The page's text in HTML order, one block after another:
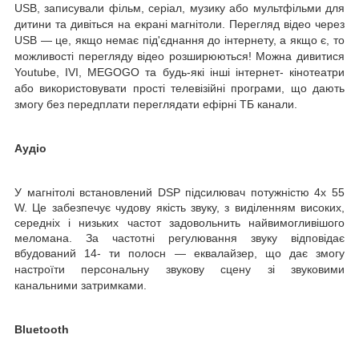
USB, записували фільм, серіал, музику або мультфільми для
дитини та дивіться на екрані магнітоли. Перегляд відео через
USB — це, якщо немає під'єднання до інтернету, а якщо є, то
можливості перегляду відео розширюються! Можна дивитися
Youtube, IVI, MEGOGO та будь-які інші інтернет- кінотеатри
або використовувати прості телевізійні програми, що дають
змогу без передплати переглядати ефірні ТБ канали.
Аудіо
У магнітолі встановлений DSP підсилювач потужністю4x 55
W. Це забезпечує чудову якість звуку, з виділенням високих,
середніх і низьких частот задовольнить найвимогливішого
меломана. За частотні регулювання звуку відповідає
вбудований 14-
ти полосн
— еквалайзер, що дає змогу
настроїти персональну звукову сцену зі звуковими
канальними затримками.
Bluetooth